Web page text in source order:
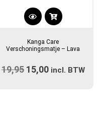
Kanga Care
Verschoningsmatje – Lava
19,95 Oorspronkelijke
15,00Huidige
incl. BTW